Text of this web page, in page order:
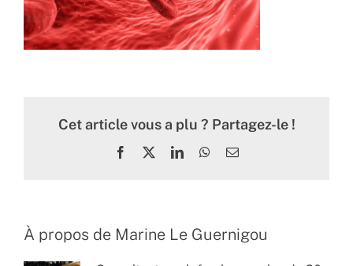
Cet article vous a plu ? Partagez-le !
Facebook LinkedInWhatsApp
Email
À propos de Marine Le Guernigou